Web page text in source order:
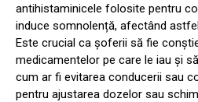
antihistaminicele folosite pentru
induce somnolență, afectând
Este crucial ca șoferii să fie
medicamentelor pe care le iau și
cum ar fi evitarea conducerii sau
pentru ajustarea dozelor sau